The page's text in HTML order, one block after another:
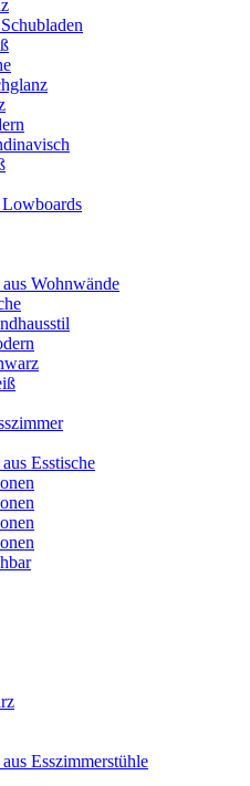
Wohnwände
Esstische
Esszimmerstühle